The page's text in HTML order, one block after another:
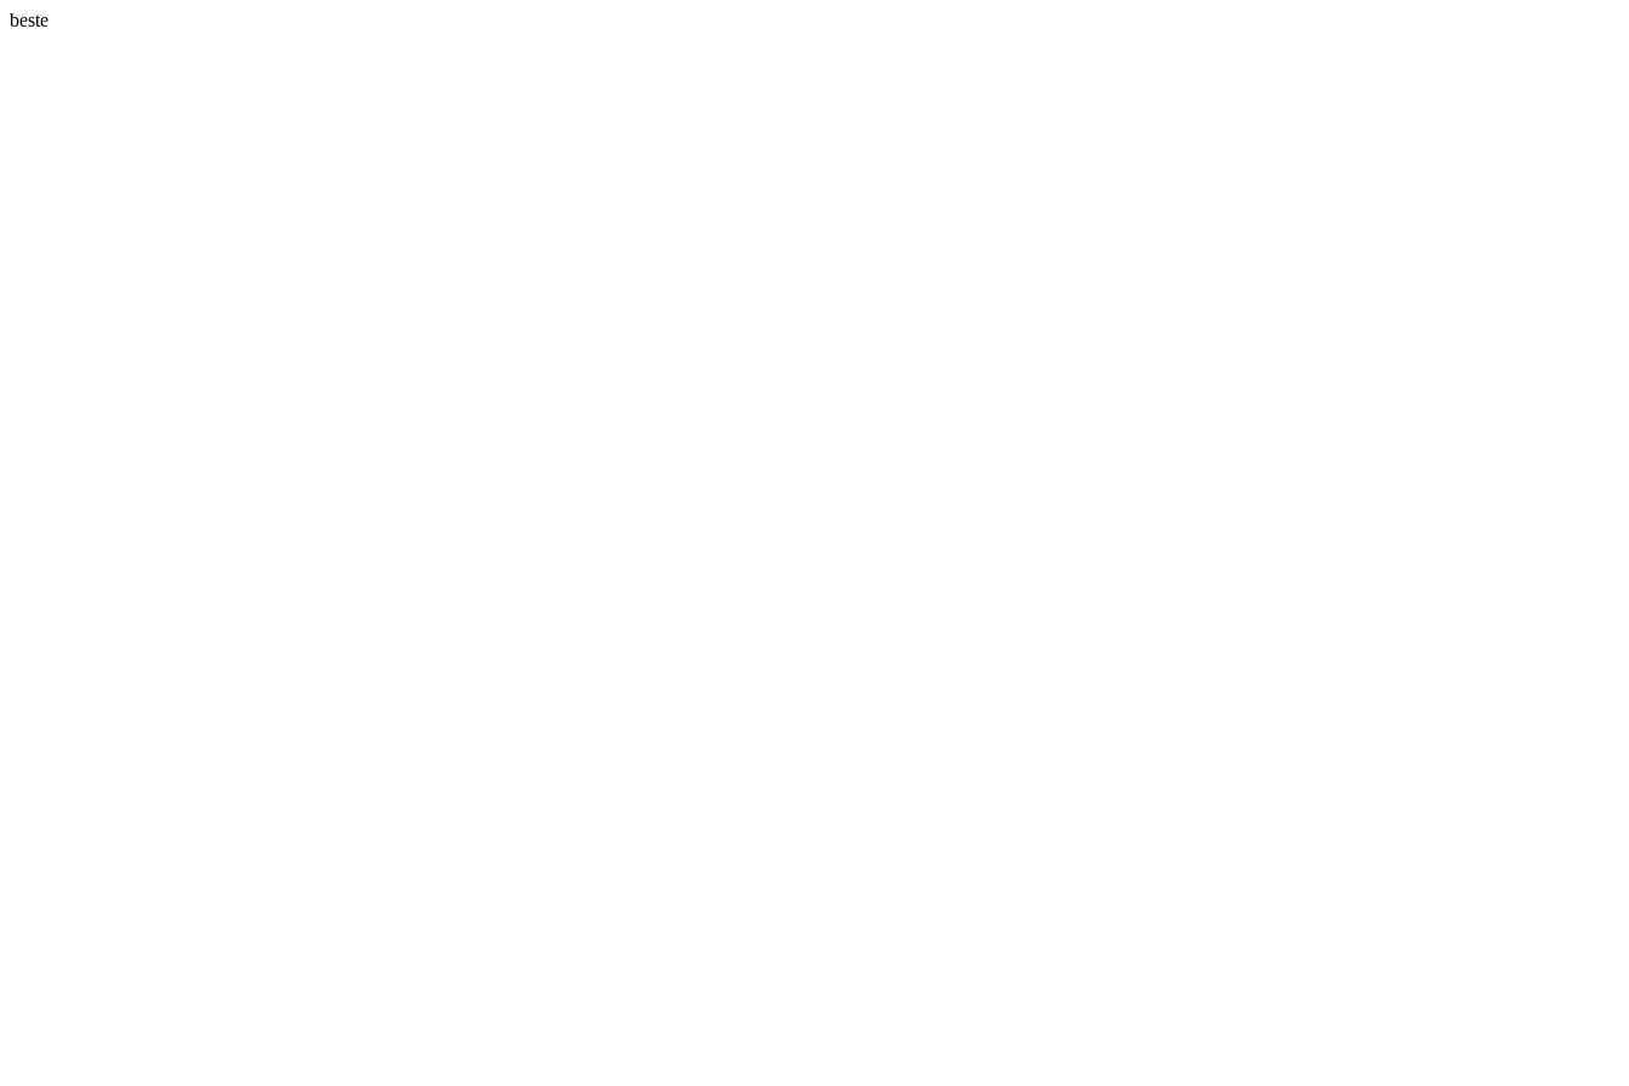
beste